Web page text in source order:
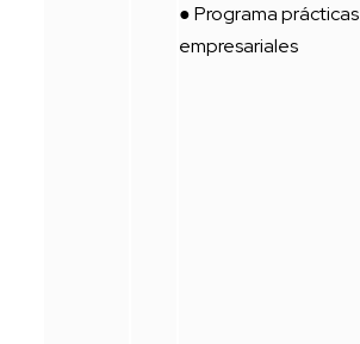
● Programa prácticas
empresariales